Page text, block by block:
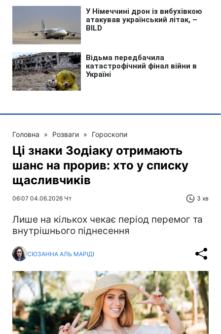
Головна » Розваги » Гороскопи
Ці знаки Зодіаку отримають
шанс на прорив: хто у списку
щасливчиків
06:07 04.06.2026 Чт 3 хв
Лише на кількох чекає період перемог та
внутрішнього піднесення
СЮЗАННА АЛЬ МАРІДІ